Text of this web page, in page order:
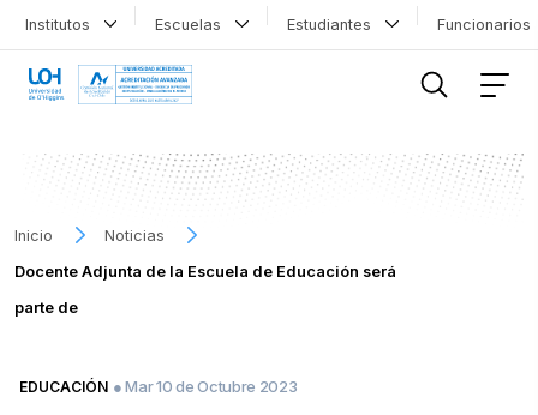
Institutos Escuelas Estudiantes
Inicio
Noticias
Docente Adjunta de la Escuela de Educación será
parte de
EDUCACIÓN ● Mar 10 de Octubre 2023